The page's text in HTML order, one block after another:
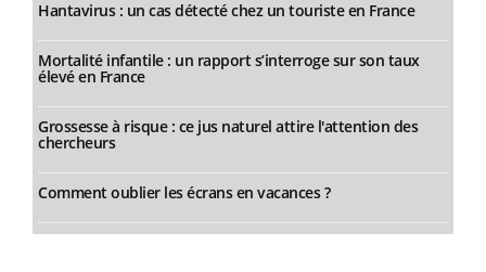
Hantavirus : un cas détecté chez un touriste en France
Mortalité infantile : un rapport s’interroge sur son taux
élevé en France
Grossesse à risque : ce jus naturel attire l'attention des
chercheurs
Comment oublier les écrans en vacances ?